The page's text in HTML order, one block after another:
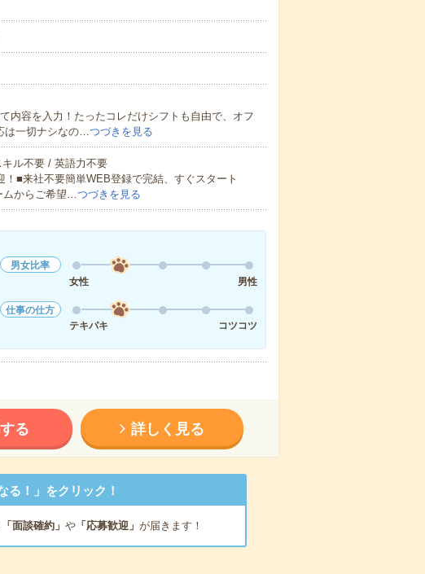
内容を入力！たったコレだけシフトも自由で、オフ
は一切ナシなの…つづきを見る
ル不要 / 英語力不要
■来社不要簡単WEB登録で完結、すぐスタート
ムからご希望…つづきを見る
男女比率
女性
男性
仕事の仕方
テキパキ
コツコツ
る 詳しく見る
！」をクリック！
「面談確約」 や「応募歓迎」 が届きます！